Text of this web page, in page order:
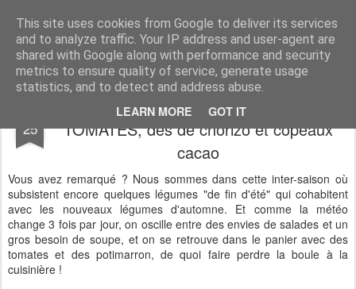
This site uses cookies from Google to deliver its services
and to analyze traffic. Your IP address and user-agent are
shared with Google along with performance and security
metrics to ensure quality of service, generate usage
statistics, and to detect and address abuse.
LEARN MORE GOT IT
CASSOCO gourmande de vie des recettes, de la déco, des découvertes, du partage & de la bonne humeur ...
25
VELOUTE DE POTIMARRON RÔTI &
TOMATES, dés de chorizo et copeaux
cacao
Vous avez remarqué ? Nous sommes dans cette inter-saison où
subsistent encore quelques légumes "de fin d'été" qui cohabitent
avec les nouveaux légumes d'automne. Et comme la météo
change 3 fois par jour, on oscille entre des envies de salades et un
gros besoin de soupe, et on se retrouve dans le panier avec des
tomates et des potimarron, de quoi faire perdre la boule à la
cuisinière !